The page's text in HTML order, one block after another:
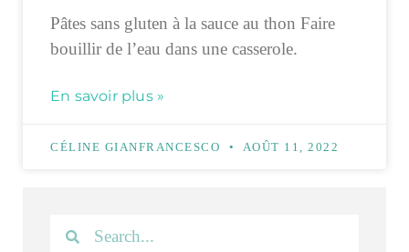
Pâtes sans gluten à la sauce au thon Faire
bouillir de l’eau dans une casserole.
En savoir plus »
CÉLINE GIANFRANCESCO AOÛT 11, 2022